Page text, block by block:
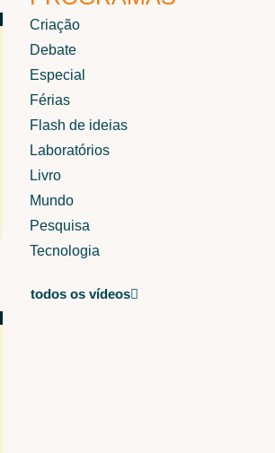
Criação
Debate
Especial
Férias
Flash de ideias
Laboratórios
Livro
Mundo
Pesquisa
Tecnologia
todos os vídeos